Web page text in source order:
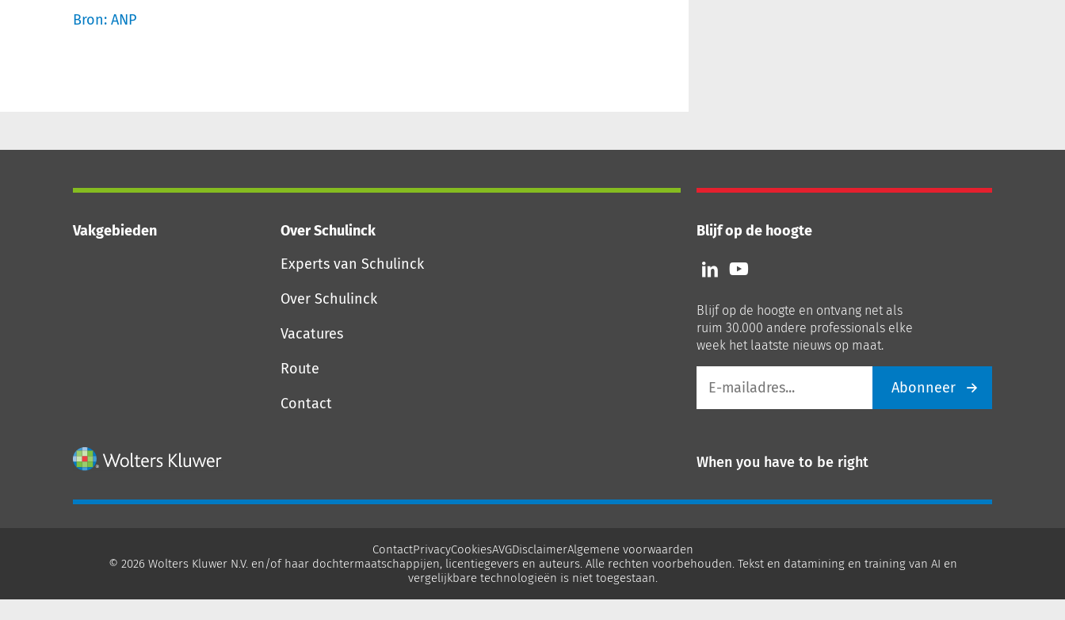
Bron: ANP
Vakgebieden
Over Schulinck
Experts van Schulinck
Over Schulinck
Vacatures
Route
Contact
Blijf op de hoogte
Volg
ons
LinkedIn
Volg
ons
Youtube
Blijf op de hoogte en ontvang net als
ruim 30.000 andere professionals elke
week het laatste nieuws op maat.
mailadres
Abonneer
When you have to be right
ContactPrivacyCookiesAVGDisclaimerAlgemene voorwaarden
© 2026 Wolters Kluwer N.V. en/of haar dochtermaatschappijen, licentiegevers en auteurs. Alle rechten voorbehouden. Tekst en datamining en training van AI en
vergelijkbare technologieën is niet toegestaan.